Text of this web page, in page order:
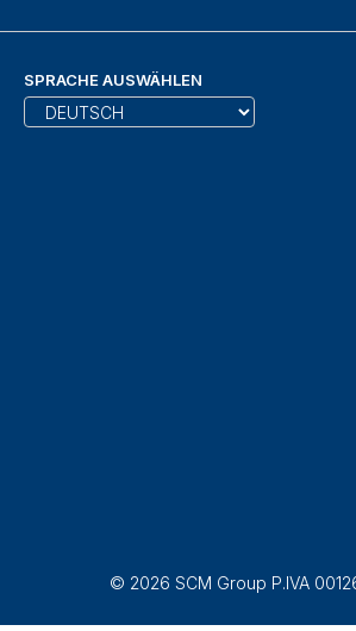
SPRACHE AUSWÄHLEN
© 2026 SCM Group P.IVA